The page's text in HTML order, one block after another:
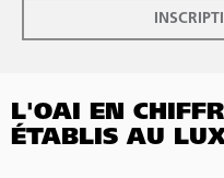
L'OAI EN
ÉTABLIS AU